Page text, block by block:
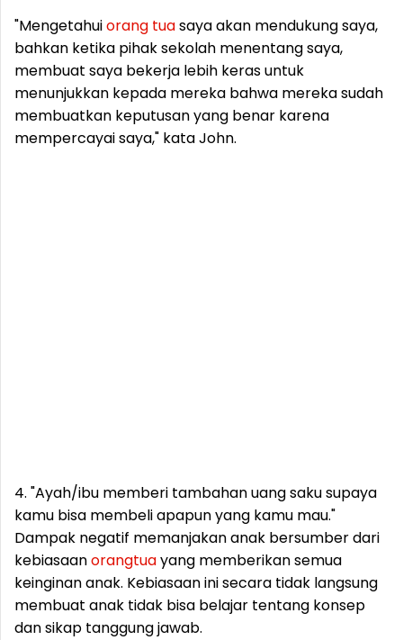
"Mengetahuiorang tuasaya akan mendukung saya,
bahkan ketika pihak sekolah menentang saya,
membuat saya bekerja lebih keras untuk
menunjukkan kepada mereka bahwa mereka sudah
membuatkan keputusan yang benar karena
mempercayai saya," kata John.
4. "Ayah/ibu memberi tambahan uang saku supaya
kamu bisa membeli apapun yang kamu mau."
Dampak negatif memanjakan anak bersumber dari
kebiasaanorangtuayang memberikan semua
keinginan anak. Kebiasaan ini secara tidak langsung
membuat anak tidak bisa belajar tentang konsep
dan sikap tanggung jawab.